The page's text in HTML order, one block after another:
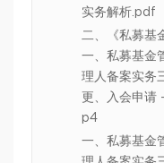
实务解析.pdf
二、《私募基
一、私募基金
理人备案实务
更、入会申请
p4
一、私募基金